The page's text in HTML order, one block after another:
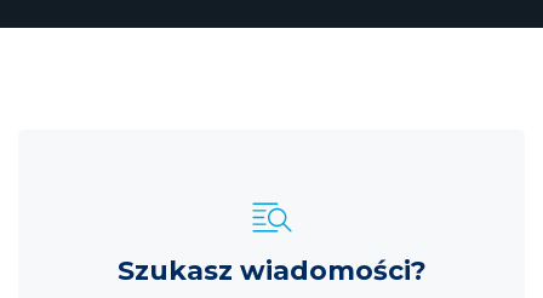
Szukasz wiadomości?